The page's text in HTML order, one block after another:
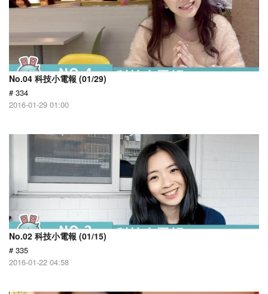
No.04 科技小電報 (01/29)
# 334
2016-01-29 01:00
No.02 科技小電報 (01/15)
# 335
2016-01-22 04:58